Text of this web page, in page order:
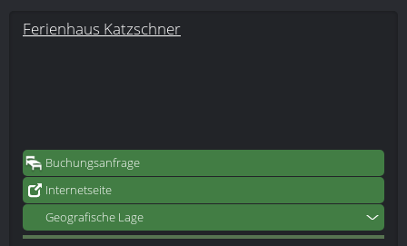
Ferienhaus Katzschner
Buchungsanfrage
Internetseite
Geografische Lage